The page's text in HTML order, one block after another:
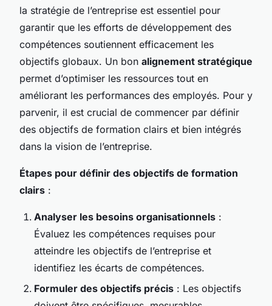
la stratégie de l’entreprise est essentiel pour
garantir que les efforts de développement des
compétences soutiennent efficacement les
objectifs globaux. Un bon alignement stratégique
permet d’optimiser les ressources tout en
améliorant les performances des employés. Pour y
parvenir, il est crucial de commencer par définir
des objectifs de formation clairs et bien intégrés
dans la vision de l’entreprise.
Étapes pour définir des objectifs de formation
clairs :
Analyser les besoins organisationnels :
Évaluez les compétences requises pour
atteindre les objectifs de l’entreprise et
identifiez les écarts de compétences.
Formuler des objectifs précis : Les objectifs